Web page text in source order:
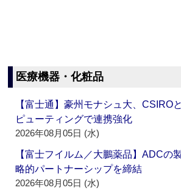
医療機器・化粧品
【富士通】豪州モナシュ大、CSIRO
ピューティングで連携強化
2026年08月05日 (水)
【富士フイルム／大鵬薬品】ADCの
略的パートナーシップを締結
2026年08月05日 (水)